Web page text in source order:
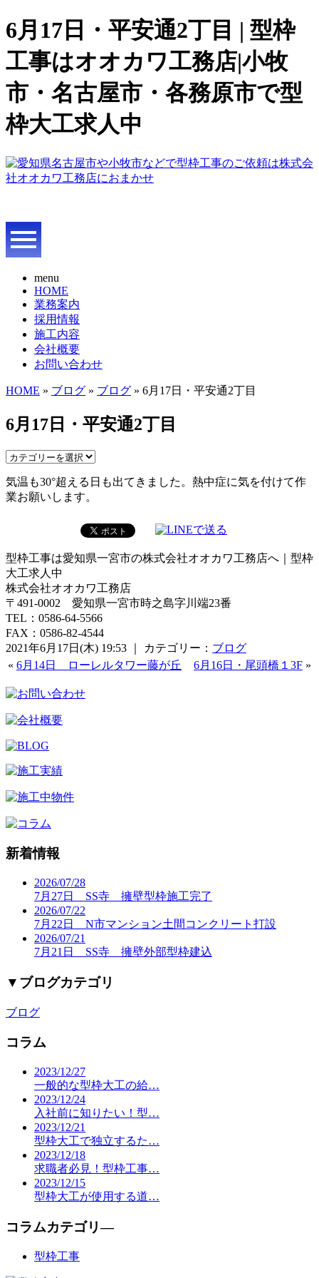
6月17日・平安通2丁目 | 型枠
工事はオオカワ工務店|小牧
市・名古屋市・各務原市で型
枠大工求人中
menu
HOME
業務案内
採用情報
施工内容
会社概要
お問い合わせ
HOME » ブログ » ブログ » 6月17日・平安通2丁目
6月17日・平安通2丁目
気温も30°超える日も出てきました。熱中症に気を付けて作
業お願いします。
型枠工事は愛知県一宮市の株式会社オオカワ工務店へ｜型枠
大工求人中
株式会社オオカワ工務店
〒491-0002 愛知県一宮市時之島字川端23番
TEL：0586-64-5566
FAX：0586-82-4544
2021年6月17日(木) 19:53 ｜ カテゴリー： ブログ
« 6月14日 ローレルタワー藤が丘 6月16日・尾頭橋１3F »
新着情報
2026/07/28
7月27日 SS寺 擁壁型枠施工完了
2026/07/22
7月22日 N市マンション土間コンクリート打設
2026/07/21
7月21日 SS寺 擁壁外部型枠建込
▼ ブログカテゴリ
ブログ
コラム
2023/12/27
一般的な型枠大工の給…
2023/12/24
入社前に知りたい！型…
2023/12/21
型枠大工で独立するた…
2023/12/18
求職者必見！型枠工事…
2023/12/15
型枠大工が使用する道…
コラムカテゴリ―
型枠工事